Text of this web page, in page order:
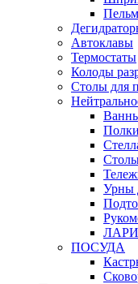
Автоклавы
Термостаты
Колоды
Столы для
Урны
ЛАРИ
ПОСУДА